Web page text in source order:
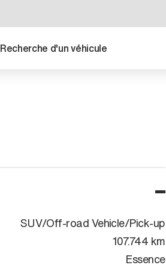
Recherche d'un véhicule
SUV/Off-road Vehicle/Pick-up
107.744 km
Essence